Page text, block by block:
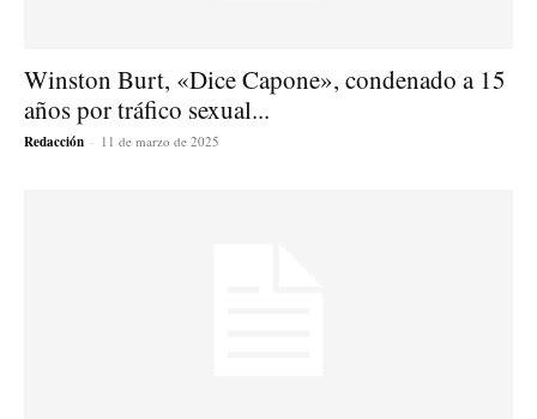
Winston Burt, «Dice Capone», condenado a 15
años por tráfico sexual...
Redacción - 11 de marzo de 2025